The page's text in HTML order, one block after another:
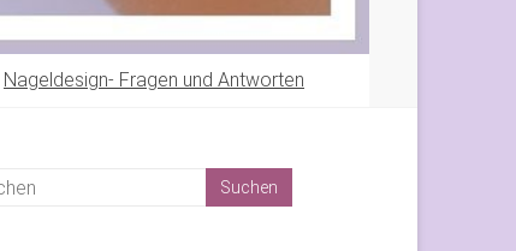
Nageldesign- Fragen und Antworten